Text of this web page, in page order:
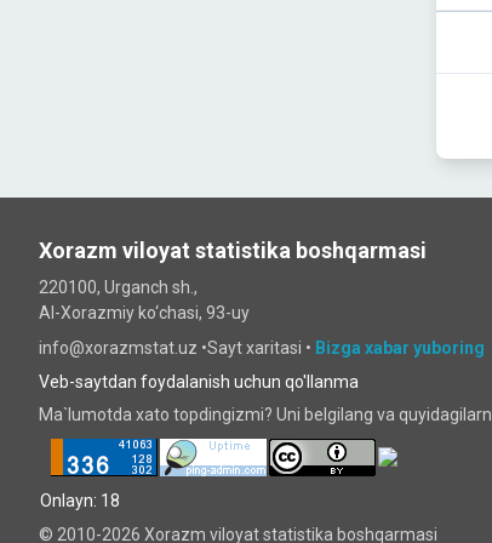
Xorazm viloyat statistika boshqarmasi
220100, Urganch sh.,
Al-Xorazmiy ko‘chаsi, 93-uy
info@xorazmstat.uz •Sayt xaritasi • Bizga xabar yuboring
Veb-saytdan foydalanish uchun qo'llanma
Ma`lumotda xato topdingizmi? Uni belgilang va
Onlayn: 18
© 2010-2026 Xorazm viloyat statistika boshqarmasi